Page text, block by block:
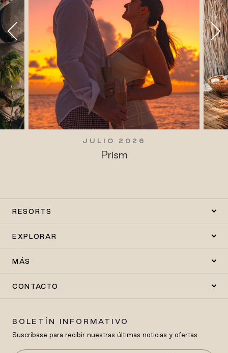
JULIO 2026
Prism
RESORTS
EXPLORAR
MÁS
CONTACTO
BOLETÍN INFORMATIVO
Suscríbase para recibir nuestras últimas noticias y ofertas